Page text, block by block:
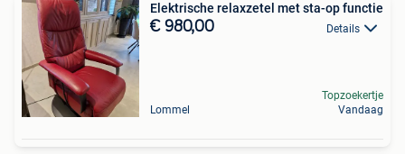
Elektrische relaxzetel met sta-op functie
€ 980,00 Details
Lommel
Topzoekertje
Vandaag